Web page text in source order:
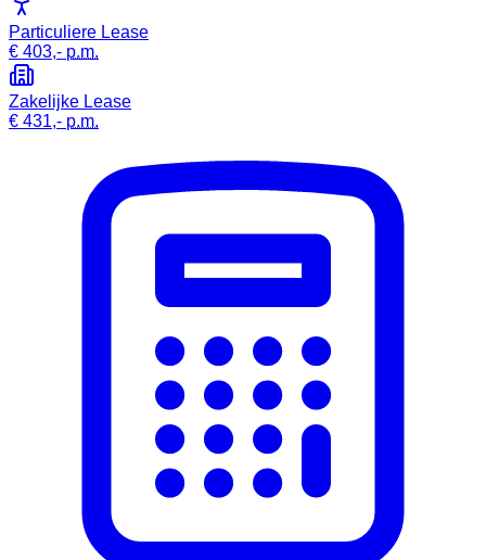
Particuliere Lease
€ 403,- p.m.
Zakelijke Lease
€ 431,- p.m.